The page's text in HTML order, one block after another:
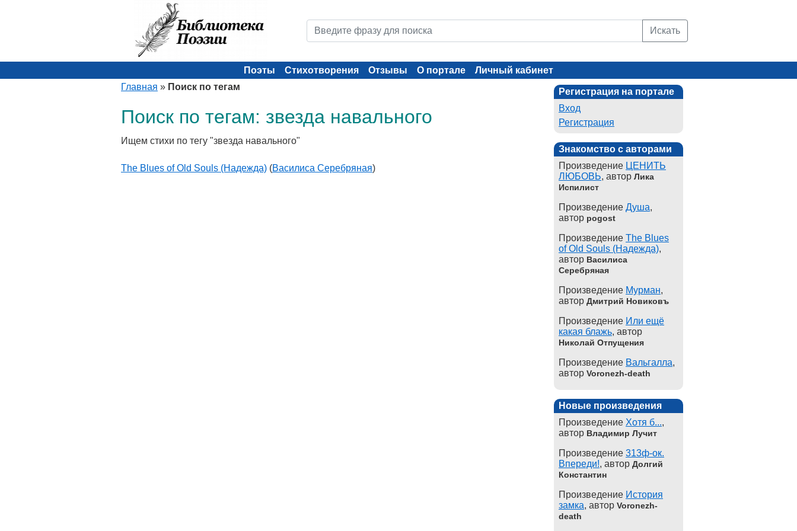
Искать
Поэты Стихотворения Отзывы О портале
Личный кабинет
Главная » Поиск по тегам
Поиск по тегам: звезда навального
Ищем стихи по тегу "звезда навального"
The Blues of Old Souls (Надежда) (Василиса Серебряная)
Регистрация на портале
Вход
Регистрация
Знакомство с авторами
Произведение ЦЕНИТЬ
ЛЮБОВЬ, автор Лика
Испилист
Произведение Душа,
автор pogost
Произведение The Blues
of Old Souls (Надежда),
автор Василиса
Серебряная
Произведение Мурман,
автор Дмитрий Новиковъ
Произведение Или ещё
какая блажь, автор
Николай Отпущения
Произведение Вальгалла,
автор Voronezh-death
Новые произведения
Произведение Хотя б...,
автор Владимир Лучит
Произведение 313ф-ок.
Впереди!, автор Долгий
Константин
Произведение История
замка, автор Voronezh-
death